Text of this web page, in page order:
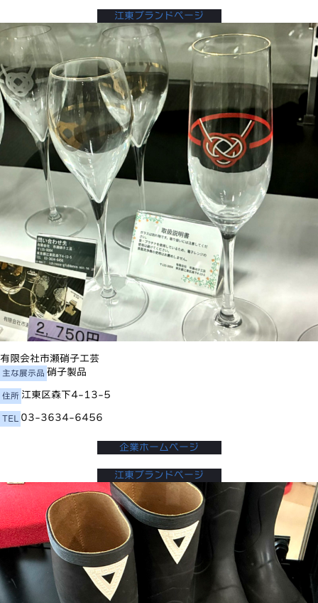
江東ブランドページ
有限会社市瀬硝子工芸
主な展示品 硝子製品
住所 江東区森下4-13-5
TEL 03-3634-6456
企業ホームページ
江東ブランドページ